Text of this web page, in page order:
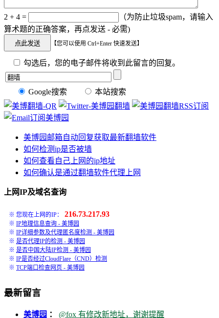
2 + 4 =
（为防止垃圾spam，请输入
算术题的正确答案，再点发送 - 必需)
【您可以使用 Ctrl+Enter 快速发送】
勾选后，您的电子邮件将收到此留言的回复。
Google搜索 本站搜索
美博园邮箱自动回复获取最新翻墙软件
如何检测ip是否被墙
如何查看自己上网的ip地址
如何确认是通过翻墙软件代理上网
上网IP及域名查询
※ 您现在上网的IP： 216.73.217.93
※ IP地理信息查询 - 美博园
※ IP详细参数及代理匿名度检测 - 美博园
※ 是否代理IP的检测 - 美博园
※ 是否中国大陆IP检测 - 美博园
※ IP是否经过CloudFlare（CND）检测
※ TCP端口检查网页 - 美博园
最新留言
美博园 ： @fox 有修改新地址，谢谢提醒